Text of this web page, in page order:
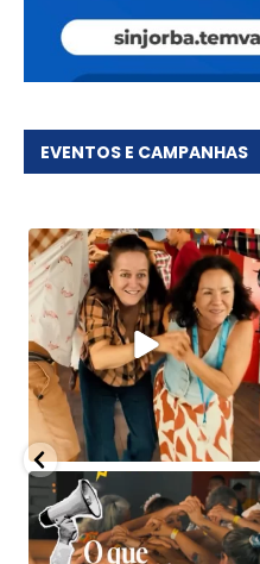
EVENTOS E CAMPANHAS